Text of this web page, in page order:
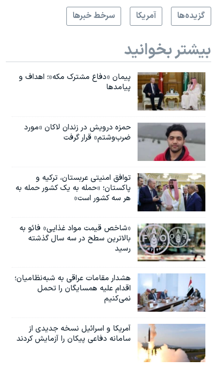
گزيده‌ها
آمريکا سرخط خبرها
بیشتر بخوانید
پیمان «دفاع مشترک مکه»؛ اهداف و
پیامدها
حمزه درویش در زندان لاکان «مورد
ضرب‌وشتم» قرار گرفت
توافق امنیتی عربستان، ترکیه و
پاکستان؛ «حمله به یک کشور حمله به
هر سه کشور است»
«شاخص قیمت مواد غذایی» فائو به
بالاترین سطح در سه سال گذشته
رسید
هشدار مقامات عراقی به شبه‌نظامیان؛
اقدام علیه همسایگان را تحمل
نمی‌کنیم
آمریکا و اسرائیل نسخه جدیدی از
سامانه دفاعی پیکان را آزمایش کردند